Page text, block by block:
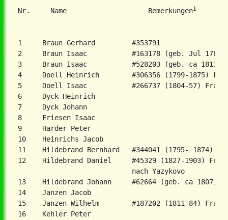
Nr.     Name                    Bemerkungen1
1     Braun Gerhard         #353791
2     Braun Isaac           #163178 (geb. Jul 1789,
3     Braun Isaac           #528203 (geb. ca 1813),
4     Doell Heinrich        #306356 (1799-1875) Frau
5     Doell Isaac           #266737 (1804-57) Frau
6     Dyck Heinrich
7     Dyck Johann
8     Friesen Isaac
9     Harder Peter
10    Heinrichs Jacob
11    Hildebrand Bernhard   #344041 (1795- 1874)
12    Hildebrand Daniel     #45329 (1827-1903) Frau
                            nach Yazykovo
13    Hildebrand Johann     #62664 (geb. ca 1807)
14    Janzen Jacob
15    Janzen Wilhelm        #187202 (1811-84) Frau
16    Kehler Peter